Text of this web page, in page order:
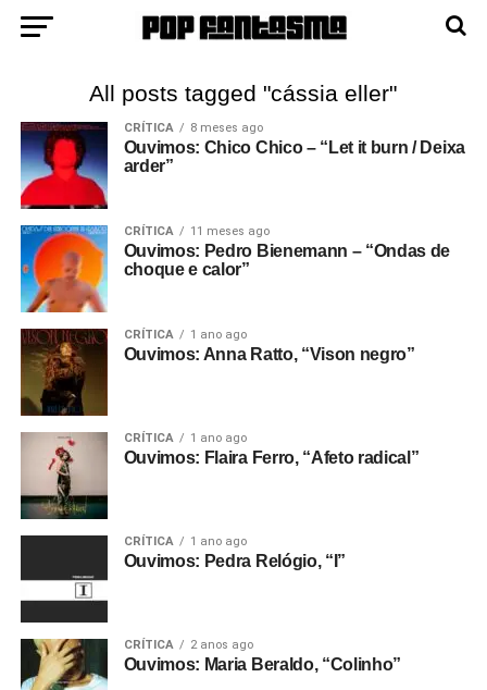
All posts tagged "cássia eller"
CRÍTICA 8 meses ago
Ouvimos: Chico Chico – “Let it burn / Deixa
arder”
CRÍTICA 11 meses ago
Ouvimos: Pedro Bienemann – “Ondas de
choque e calor”
CRÍTICA 1 ano ago
Ouvimos: Anna Ratto, “Vison negro”
CRÍTICA 1 ano ago
Ouvimos: Flaira Ferro, “Afeto radical”
CRÍTICA 1 ano ago
Ouvimos: Pedra Relógio, “I”
CRÍTICA 2 anos ago
Ouvimos: Maria Beraldo, “Colinho”